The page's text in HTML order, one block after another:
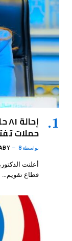
حملات
بواسطة8 أغسطس، 2026
أعلنت
قطاع تقويم…